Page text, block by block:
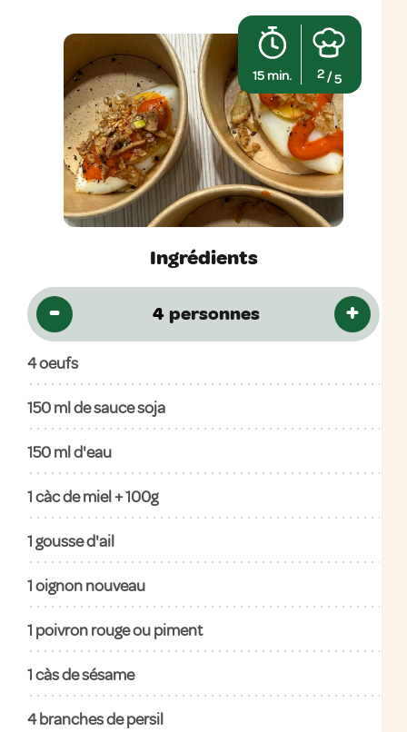
15 min. 2/5
Ingrédients
- personnes +
4oeufs
150ml de sauce soja
150ml d'eau
1càc de miel + 100g
1gousse d'ail
1oignon nouveau
1 poivron rouge ou piment
1càs de sésame
4branches de persil